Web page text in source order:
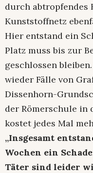
durch abtropfendes
Kunststoffnetz
Hier entstand ein
Platz muss bis zur
geschlossen
wieder Fälle von
Dissenhorn-
der Römerschule in
kostet jedes Mal
„Insgesamt
Wochen ein
Täter sind leider